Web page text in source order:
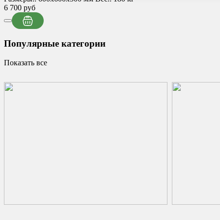
6 700 руб
Популярные категории
Показать все